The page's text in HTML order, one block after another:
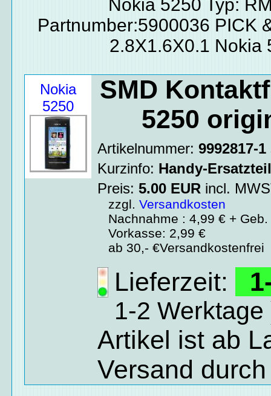
Nokia 5250 Typ:
Partnumber:5900036 PICK
2.8X1.6X0.1 Nokia
Nokia
5250
SMD
5250
Artikelnummer:9992817-1
Kurzinfo: Handy-
Preis:5.00 EUR incl.
zzgl.Versandkosten
Nachnahme : 4,99 € + Geb.
Vorkasse: 2,99 €
ab 30,- €Versandkostenfrei
Lieferzeit:
1-2 Werktage
Artikel ist ab
Versand